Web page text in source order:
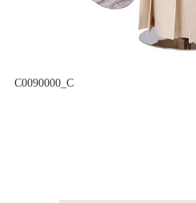
C0090000_C